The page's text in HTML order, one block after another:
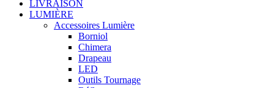
LIVRAISON
LUMIÈRE
Accessoires Lumière
Borniol
Chimera
Drapeau
LED
Outils Tournage